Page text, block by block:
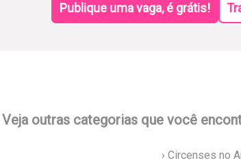
Publique uma vaga, é grátis!
Veja outras categorias que você
› Circenses no